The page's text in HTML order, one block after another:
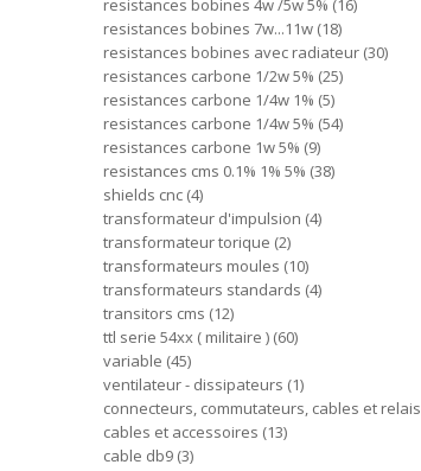
resistances bobines 4w /5w 5% 16
resistances bobines 7w...11w 18
resistances bobines avec radiateur 30
resistances carbone 1/2w 5% 25
resistances carbone 1/4w 1% 5
resistances carbone 1/4w 5% 54
resistances carbone 1w 5% 9
resistances cms 0.1% 1% 5% 38
shields cnc 4
transformateur d'impulsion 4
transformateur torique 2
transformateurs moules 10
transformateurs standards 4
transitors cms 12
ttl serie 54xx ( militaire ) 60
variable 45
ventilateur - dissipateurs 1
connecteurs, commutateurs, cables et relais
cables et accessoires 13
cable db9 3